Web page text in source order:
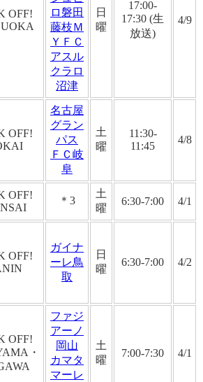
OFF!
ロ磐田
藤枝Ｍ
ＹＦＣ
アスル
クラロ
沼津
日
曜
17:00-
17:30 (生
放送)
4/9
OFF!
名古屋
グラン
パス
ＦＣ岐
阜
土
曜
11:30-
11:45
4/8
OFF!
＊3
土
曜
6:30-7:00 4/1
OFF!
ガイナ
ーレ鳥
取
日
曜
6:30-7:00 4/2
OFF!
・
ファジ
アーノ
岡山
カマタ
マーレ
土
曜
7:00-7:30 4/1